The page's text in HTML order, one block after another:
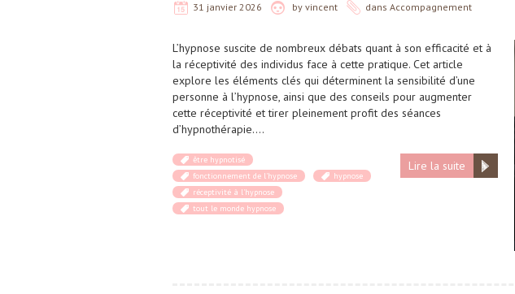
31 janvier 2026 by vincent dans Accompagnement
L’hypnose suscite de nombreux débats quant à son efficacité et à
la réceptivité des individus face à cette pratique. Cet article
explore les éléments clés qui déterminent la sensibilité d’une
personne à l’hypnose, ainsi que des conseils pour augmenter
cette réceptivité et tirer pleinement profit des séances
d’hypnothérapie….
Lire la suite
être hypnotisé
fonctionnement de l'hypnose
hypnose
réceptivité à l'hypnose
tout le monde hypnose